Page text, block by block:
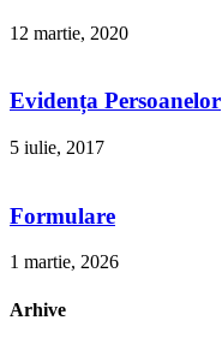
12 martie, 2020
Evidența Persoanelor
5 iulie, 2017
Formulare
1 martie, 2026
Arhive